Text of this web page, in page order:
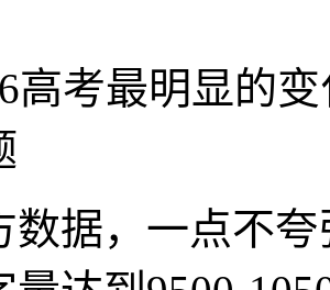
高考最明显的
数据，一点不